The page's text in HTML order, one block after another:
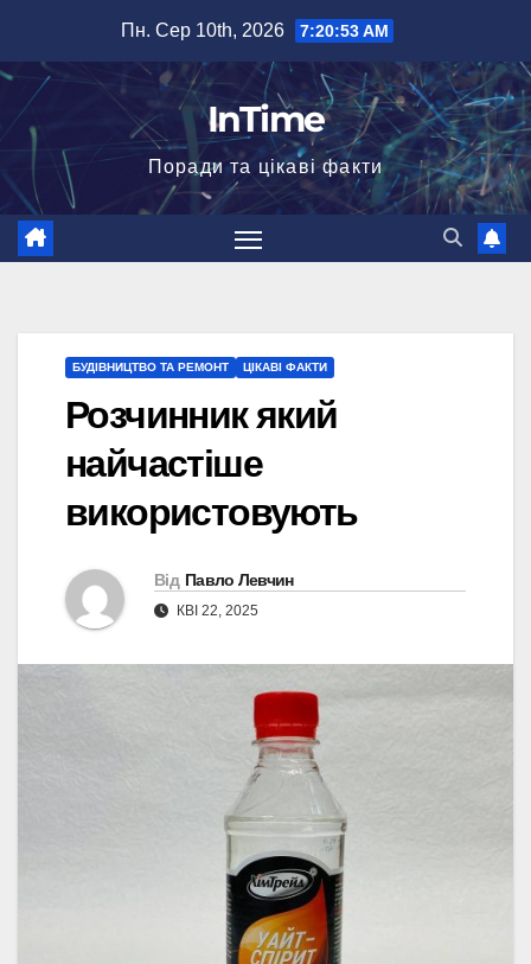
вмісту
Пн. Сер 10th, 2026 7:20:54 AM
InTime
Поради та цікаві факти
БУДІВНИЦТВО ТА РЕМОНТ ЦІКАВІ ФАКТИ
Розчинник який
найчастіше
використовують
Від Павло Левчин
КВІ 22, 2025